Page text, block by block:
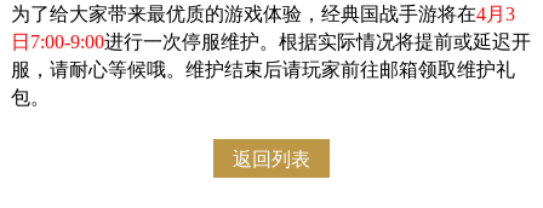
为了给大家带来最优质的游戏体验，经典国战手游将在4月3
日7:00-9:00进行一次停服维护。根据实际情况将提前或延迟开
服，请耐心等候哦。维护结束后请玩家前往邮箱领取维护礼
包。
返回列表